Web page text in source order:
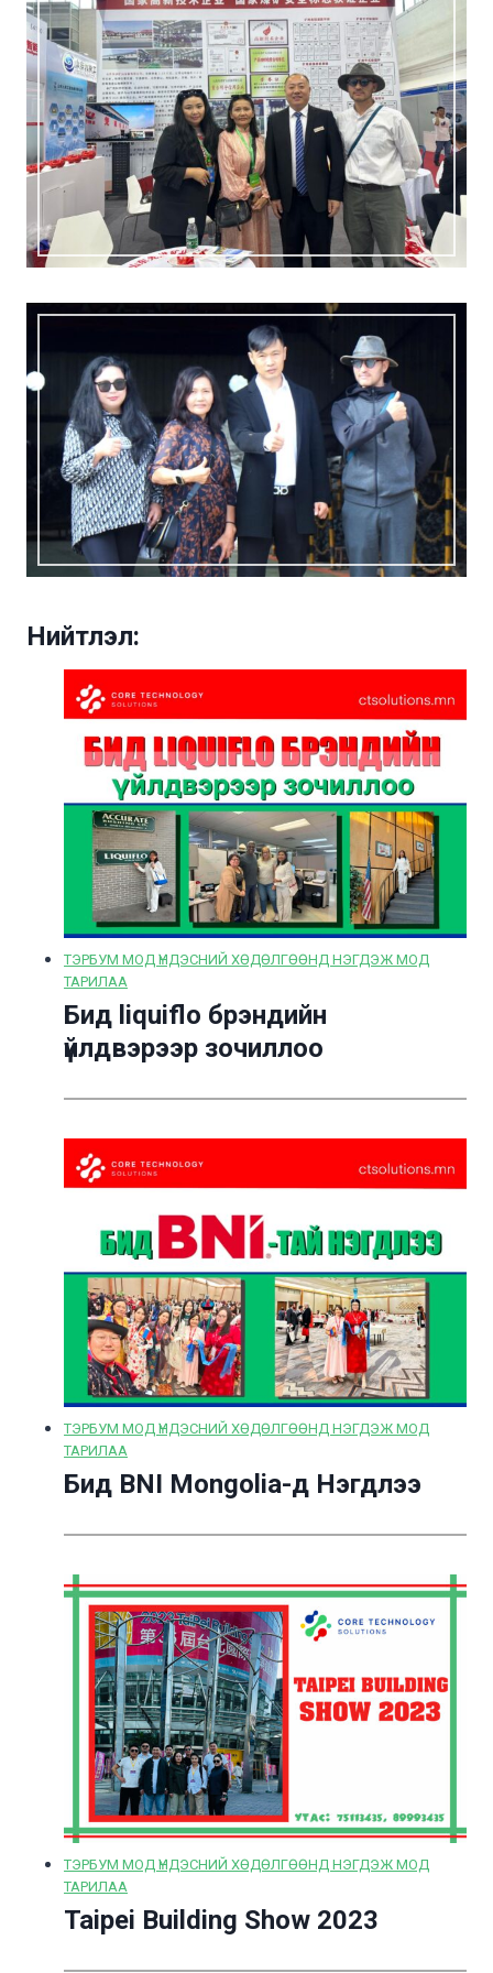
Нийтлэл:
ТЭРБУМ МОД ҮНДЭСНИЙ ХӨДӨЛГӨӨНД НЭГДЭЖ МОД
ТАРИЛАА
Бид liquiflo брэндийн
үйлдвэрээр зочиллоо
ТЭРБУМ МОД ҮНДЭСНИЙ ХӨДӨЛГӨӨНД НЭГДЭЖ МОД
ТАРИЛАА
Бид BNI Mongolia-д Нэгдлээ
ТЭРБУМ МОД ҮНДЭСНИЙ ХӨДӨЛГӨӨНД НЭГДЭЖ МОД
ТАРИЛАА
Taipei Building Show 2023